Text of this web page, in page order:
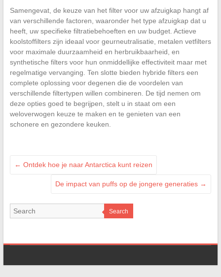
Samengevat, de keuze van het filter voor uw afzuigkap hangt af
van verschillende factoren, waaronder het type afzuigkap dat u
heeft, uw specifieke filtratiebehoeften en uw budget. Actieve
koolstoffilters zijn ideaal voor geurneutralisatie, metalen vetfilters
voor maximale duurzaamheid en herbruikbaarheid, en
synthetische filters voor hun onmiddellijke effectiviteit maar met
regelmatige vervanging. Ten slotte bieden hybride filters een
complete oplossing voor degenen die de voordelen van
verschillende filtertypen willen combineren. De tijd nemen om
deze opties goed te begrijpen, stelt u in staat om een
weloverwogen keuze te maken en te genieten van een
schonere en gezondere keuken.
← Ontdek hoe je naar Antarctica kunt reizen
De impact van puffs op de jongere generaties →
Search